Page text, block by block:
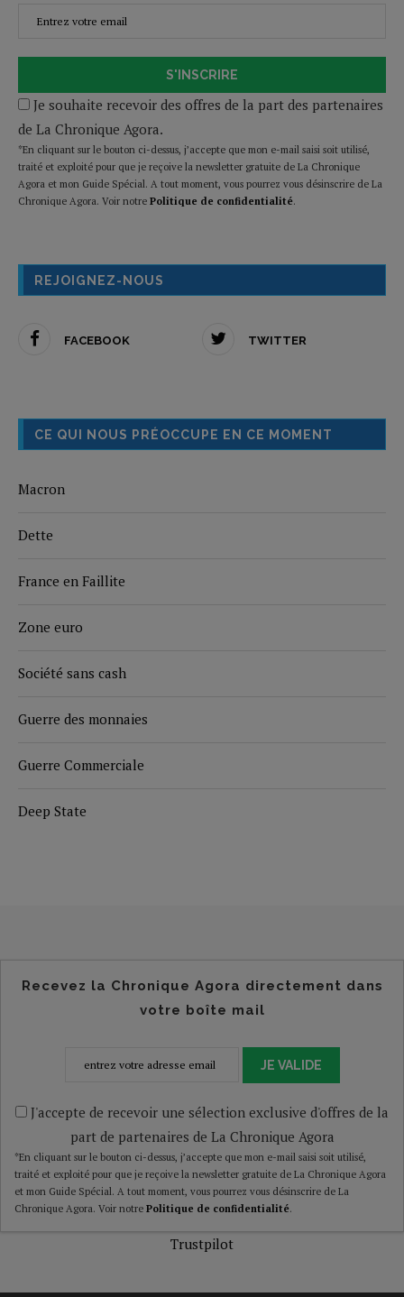
S'INSCRIRE
Je souhaite recevoir des offres de la part des partenaires
de La Chronique Agora.
*En cliquant sur le bouton ci-dessus, j’accepte que mon e-mail saisi soit utilisé,
traité et exploité pour que je reçoive la newsletter gratuite de La Chronique
Agora et mon Guide Spécial. A tout moment, vous pourrez vous désinscrire de La
Chronique Agora. Voir notre Politique de confidentialité.
REJOIGNEZ-NOUS
FACEBOOK TWITTER
CE QUI NOUS PRÉOCCUPE EN CE MOMENT
Macron
Dette
France en Faillite
Zone euro
Société sans cash
Guerre des monnaies
Guerre Commerciale
Deep State
Recevez la Chronique Agora directement dans
votre boîte mail
JE VALIDE
J'accepte de recevoir une sélection exclusive d'offres de la
part de partenaires de La Chronique Agora
*En cliquant sur le bouton ci-dessus, j’accepte que mon e-mail saisi soit utilisé,
traité et exploité pour que je reçoive la newsletter gratuite de La Chronique Agora
et mon Guide Spécial. A tout moment, vous pourrez vous désinscrire de La
Chronique Agora. Voir notre Politique de confidentialité.
Trustpilot